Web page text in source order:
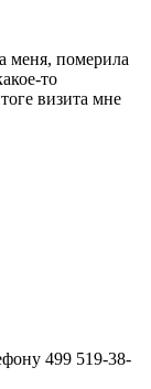
меня, померила
то
визита мне
499 519-38-